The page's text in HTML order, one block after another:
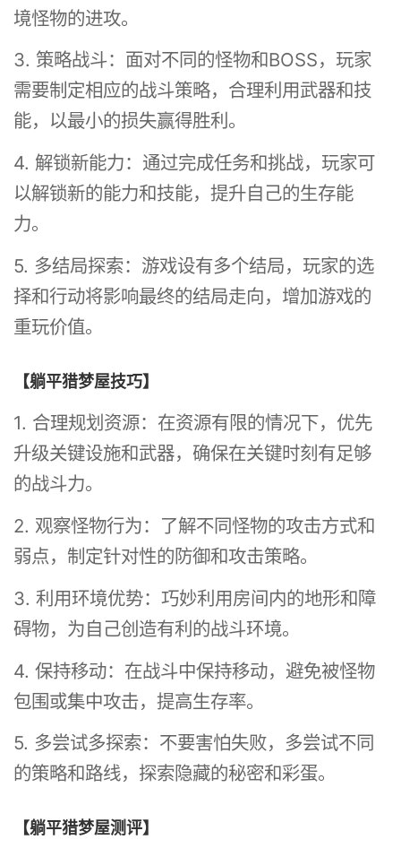
境怪物的进攻。
3. 策略战斗：面对不同的怪物和BOSS，玩家
需要制定相应的战斗策略，合理利用武器和技
能，以最小的损失赢得胜利。
4. 解锁新能力：通过完成任务和挑战，玩家可
以解锁新的能力和技能，提升自己的生存能
力。
5. 多结局探索：游戏设有多个结局，玩家的选
择和行动将影响最终的结局走向，增加游戏的
重玩价值。
【躺平猎梦屋技巧】
1. 合理规划资源：在资源有限的情况下，优先
升级关键设施和武器，确保在关键时刻有足够
的战斗力。
2. 观察怪物行为：了解不同怪物的攻击方式和
弱点，制定针对性的防御和攻击策略。
3. 利用环境优势：巧妙利用房间内的地形和障
碍物，为自己创造有利的战斗环境。
4. 保持移动：在战斗中保持移动，避免被怪物
包围或集中攻击，提高生存率。
5. 多尝试多探索：不要害怕失败，多尝试不同
的策略和路线，探索隐藏的秘密和彩蛋。
【躺平猎梦屋测评】